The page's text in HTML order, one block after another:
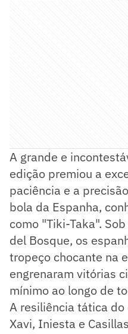
A grande e
edição premiou a
paciência e a
bola da Espanha,
como "Tiki-Taka".
del Bosque, os
tropeço chocante na
engrenaram vitórias
mínimo ao longo de
A resiliência tática
Xavi, Iniesta e